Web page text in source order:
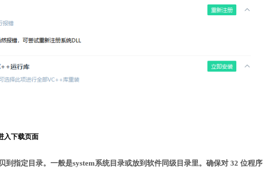
入下载页面
指定目录。一般是system系统目录或放到软件同级目录里。确保对 32 位程序